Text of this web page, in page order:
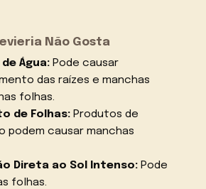
Não Gosta
Água:Pode causar
das raízes e manchas
folhas.
de Folhas:Produtos de
podem causar manchas
Direta ao Sol Intenso:Pode
folhas.